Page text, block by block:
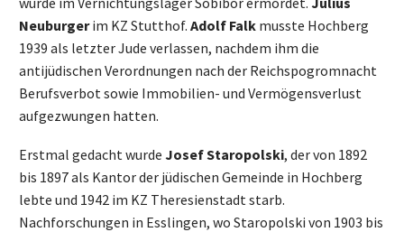
Neuburgerim KZ Stutthof. Adolf Falk musste Hochberg
1939 als letzter Jude verlassen, nachdem ihm die
antijüdischen Verordnungen nach der Reichspogromnacht
Berufsverbot sowie Immobilien- und Vermögensverlust
aufgezwungen hatten.
Erstmal gedacht wurde Josef Staropolski, der von 1892
bis 1897 als Kantor der jüdischen Gemeinde in Hochberg
lebte und 1942 im KZ Theresienstadt starb.
Nachforschungen in Esslingen, wo Staropolski von 1903 bis